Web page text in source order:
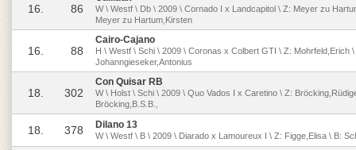
16. 86
W \ Westf \ Db \ 2009 \ Cornado I x Landcapitol \ Z: Meyer zu
Meyer zu Hartum,Kirsten
16. 88
Cairo-Cajano
H \ Westf \ Schi \ 2009 \ Coronas x Colbert GTI \ Z: Mohrfeld,Erich \
Johanngieseker,Antonius
18. 302
Con Quisar RB
W \ Holst \ Schi \ 2009 \ Quo Vados I x Caretino \ Z:
Bröcking,B.S.B.,
18. 378 Dilano 13
W \ Westf \ B \ 2009 \ Diarado x Lamoureux I \ Z: Figge,Elisa \ B: